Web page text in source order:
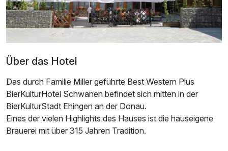
Über das Hotel
Das durch Familie Miller geführte Best Western Plus
BierKulturHotel Schwanen befindet sich mitten in der
BierKulturStadt Ehingen an der Donau.
Eines der vielen Highlights des Hauses ist die hauseigene
Brauerei mit über 315 Jahren Tradition.